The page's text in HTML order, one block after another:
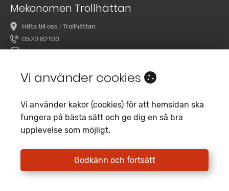
Mekonomen Trollhättan
Hitta till oss i Trollhättan
0520 82100
overby@mekonomenbilverkstad.se
Copyright 2020 Fritidscenter
Vi använder cookies
Vi använder kakor (cookies) för att hemsidan ska
fungera på bästa sätt och ge dig en så bra
upplevelse som möjligt.
Godkänn och fortsätt